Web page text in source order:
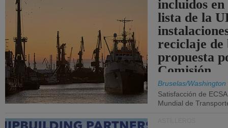
incluidos
lista de la
reciclaje de
propuesta
Comisión.
Bruselas/Washington
Satisfacción de
Mundial de